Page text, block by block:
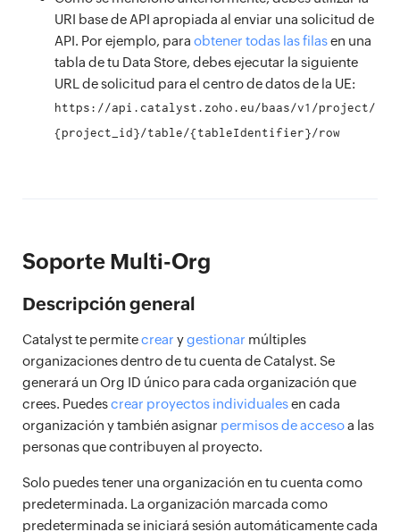
URI base de API apropiada al enviar una solicitud de
API. Por ejemplo, para obtener todas las filasen una
tabla de tu Data Store, debes ejecutar la siguiente
URL de solicitud para el centro de datos de la UE:
https://api.catalyst.zoho.eu/baas/v1/project/
{project_id}/table/{tableIdentifier}/row
Soporte Multi-Org
Descripción general
Catalyst te permitecrear ygestionar múltiples
organizaciones dentro de tu cuenta de Catalyst. Se
generará un Org ID único para cada organización que
crees. Puedescrear proyectos individualesen cada
organización y también asignar permisos de accesoa las
personas que contribuyen al proyecto.
Solo puedes tener una organización en tu cuenta como
predeterminada. La organización marcada como
predeterminada se iniciará sesión automáticamente cada